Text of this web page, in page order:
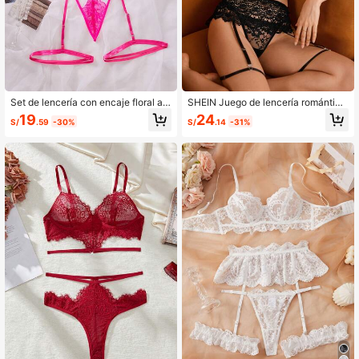
Set de lencería con encaje floral ar
nés con liga
S/19.59 -30%
SHEIN Juego de lencería romántica
francesa sensual con encaje floral,
copa triangular de enganche frontal
S/24.14 -31%